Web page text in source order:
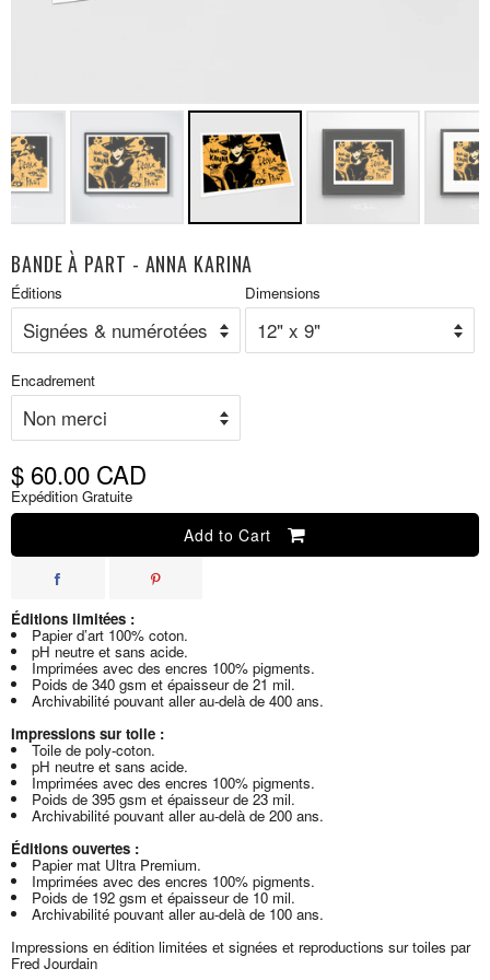
BANDE À PART - ANNA KARINA
Prix
réduit
Éditions Dimensions
Encadrement
$ 60.00 CAD
Expédition Gratuite
Add to Cart
Éditions limitées :
Papier d’art 100% coton.
pH neutre et sans acide.
Imprimées avec des encres 100% pigments.
Poids de 340 gsm et épaisseur de 21 mil.
Archivabilité pouvant aller au-delà de 400 ans.
Impressions sur toile :
Toile de poly-coton.
pH neutre et sans acide.
Imprimées avec des encres 100% pigments.
Poids de 395 gsm et épaisseur de 23 mil.
Archivabilité pouvant aller au-delà de 200 ans.
Éditions ouvertes :
Papier mat Ultra Premium.
Imprimées avec des encres 100% pigments.
Poids de 192 gsm et épaisseur de 10 mil.
Archivabilité pouvant aller au-delà de 100 ans.
Impressions en édition limitées et signées et reproductions sur toiles par
Fred Jourdain